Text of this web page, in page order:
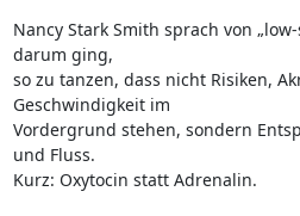
Nancy Stark Smith sprach von
darum ging,
so zu tanzen, dass nicht Risiken,
Geschwindigkeit im
Vordergrund stehen, sondern
und Fluss.
Kurz: Oxytocin statt Adrenalin.